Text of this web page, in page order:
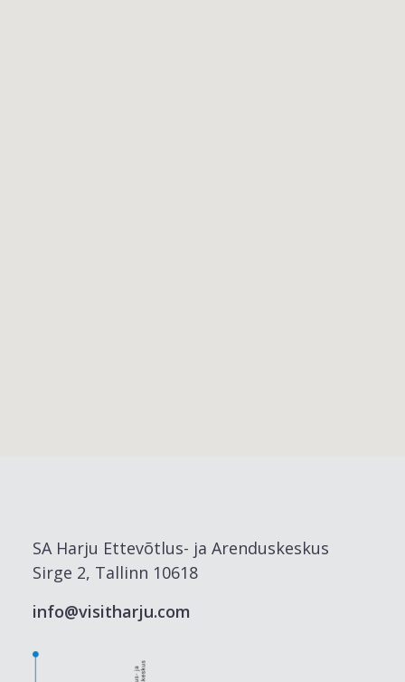
SA Harju Ettevõtlus- ja Arenduskeskus
Sirge 2, Tallinn 10618
info@visitharju.com